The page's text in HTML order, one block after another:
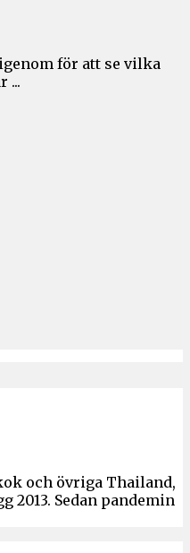
för att se vilka
...
och övriga Thailand,
2013. Sedan pandemin